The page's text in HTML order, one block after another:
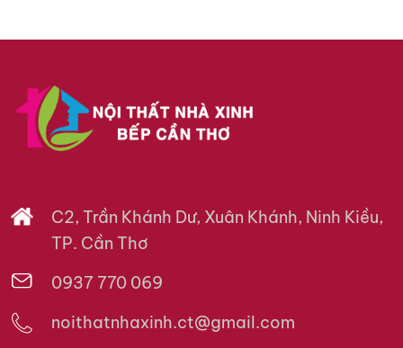
C2, Trần Khánh Dư, Xuân Khánh, Ninh Kiều,
TP. Cần Thơ
0937 770 069
noithatnhaxinh.ct@gmail.com